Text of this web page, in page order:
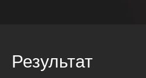
Результат